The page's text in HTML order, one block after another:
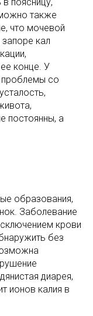
также
что мочевой
кал
конце. У
проблемы со
постоянны, а
образования,
Заболевание
крови
без
диарея,
ионов калия в